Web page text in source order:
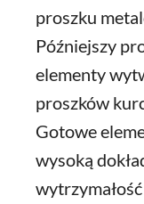
proszku
Późniejszy
elementy
proszków
Gotowe
wysoką